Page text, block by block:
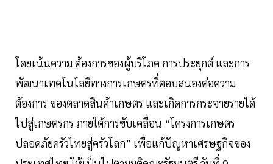
โดยเน้นความ ต้องการของผู้บริโภค การประยุกต์ และการ
พัฒนาเทคโนโลยีทางการเกษตรที่ตอบสนองต่อความ
ต้องการ ของตลาดสินค้าเกษตร และเกิดการกระจายรายได้
ไปสู่เกษตรกร ภายใต้การขับเคลื่อน “โครงการเกษตร
ปลอดภัยครัวไทยสู่ครัวโลก” เพื่อแก้ปัญหาเศรษฐกิจของ